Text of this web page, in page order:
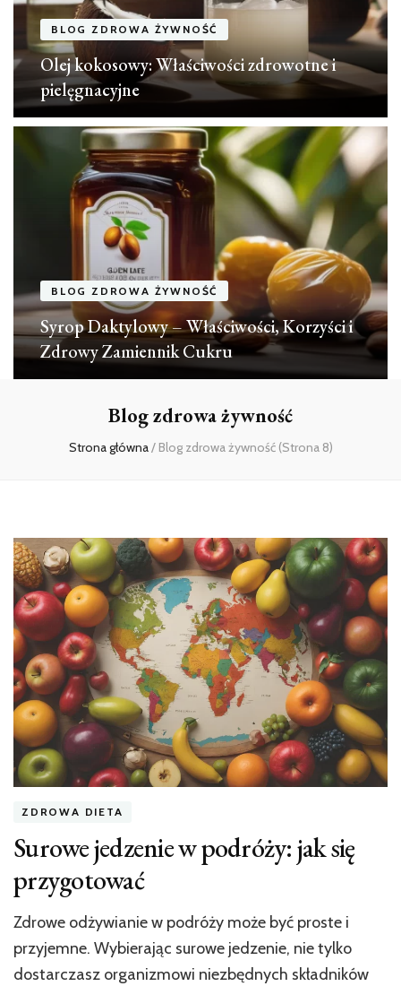
BLOG ZDROWA ŻYWNOŚĆ
Olej kokosowy: Właściwości zdrowotne i
pielęgnacyjne
BLOG ZDROWA ŻYWNOŚĆ
Syrop Daktylowy – Właściwości, Korzyści i
Zdrowy Zamiennik Cukru
Blog zdrowa żywność
Strona główna/ Blog zdrowa żywność (Strona 8)
ZDROWA DIETA
Surowe jedzenie w podróży: jak się
przygotować
Zdrowe odżywianie w podróży może być proste i
przyjemne. Wybierając surowe jedzenie, nie tylko
dostarczasz organizmowi niezbędnych składników